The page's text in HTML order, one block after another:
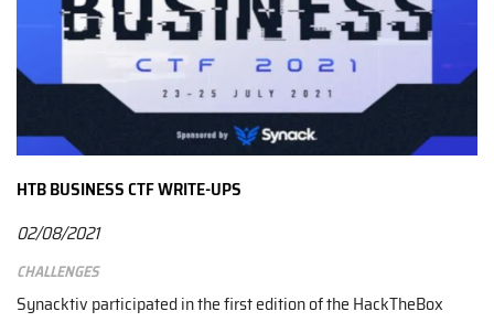
HTB BUSINESS CTF WRITE-UPS
02/08/2021
Challenges
Synacktiv participated in the first edition of the HackTheBox